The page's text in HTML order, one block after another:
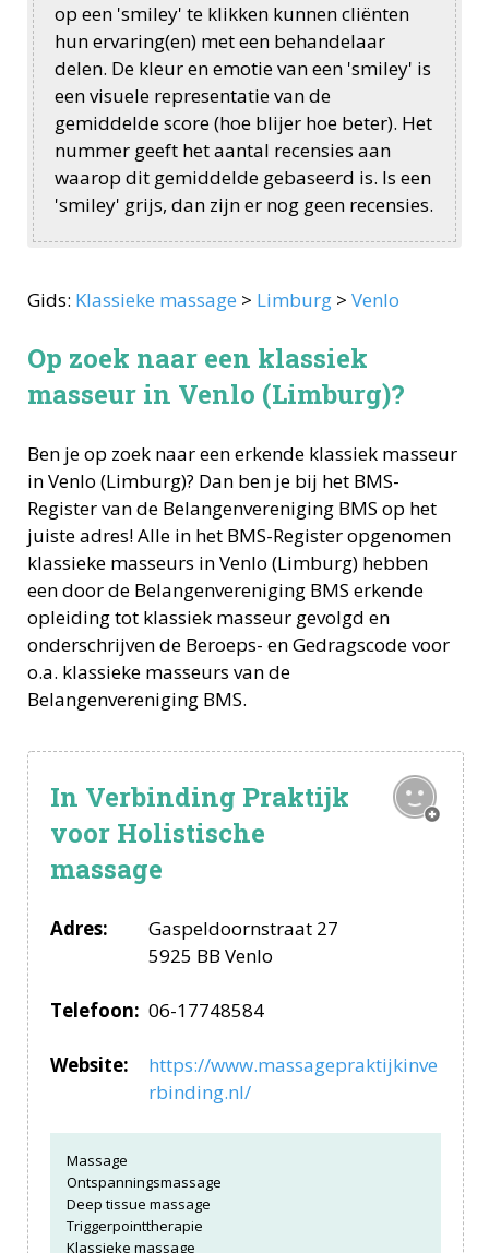
op een 'smiley' te klikken kunnen cliënten
hun ervaring(en) met een behandelaar
delen. De kleur en emotie van een 'smiley' is
een visuele representatie van de
gemiddelde score (hoe blijer hoe beter). Het
nummer geeft het aantal recensies aan
waarop dit gemiddelde gebaseerd is. Is een
'smiley' grijs, dan zijn er nog geen recensies.
Gids: Klassieke massage > Limburg > Venlo
Op zoek naar een klassiek
masseur in Venlo (Limburg)?
Ben je op zoek naar een erkende klassiek masseur
inVenlo (Limburg)? Dan ben je bij het BMS-
Register van de Belangenvereniging BMS op het
juiste adres! Alle in het BMS-Register opgenomen
klassieke masseurs inVenlo (Limburg) hebben
een door de Belangenvereniging BMS erkende
opleiding tot klassiek masseur gevolgd en
onderschrijven de Beroeps- en Gedragscode voor
o.a. klassieke masseurs van de
Belangenvereniging BMS.
In Verbinding Praktijk
voor Holistische
massage
Adres:
Gaspeldoornstraat 27
5925 BB Venlo
Telefoon: 06-17748584
Website:
https://www.massagepraktijkinve
rbinding.nl/
Massage
Ontspanningsmassage
Deep tissue massage
Triggerpointtherapie
Klassieke massage